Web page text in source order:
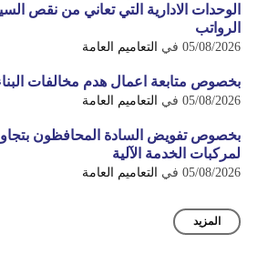
الوحدات الادارية التي تعاني من نقص
الرواتب
05/08/2026 في التعاميم العامة
بخصوص متابعة اعمال هدم مخالفات
05/08/2026 في التعاميم العامة
بخصوص تفويض السادة المحافظون
لمركبات الخدمة الآلية
05/08/2026 في التعاميم العامة
المزيد